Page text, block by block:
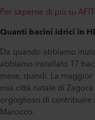
Per saperne di più su
Quanti bacini idrici in
Da quando abbiamo
abbiamo installato 17
mese, quindi. La
mia città natale di
orgoglioso di contribuire
Marocco.